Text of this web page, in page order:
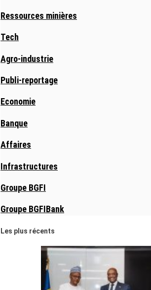
Ressources minières
Tech
Agro-industrie
Publi-reportage
Economie
Banque
Affaires
Infrastructures
Groupe BGFI
Groupe BGFIBank
Les plus récents